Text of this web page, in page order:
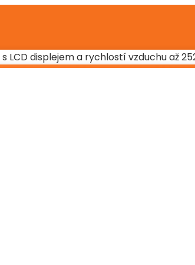
LCD displejem a rychlostí vzduchu až